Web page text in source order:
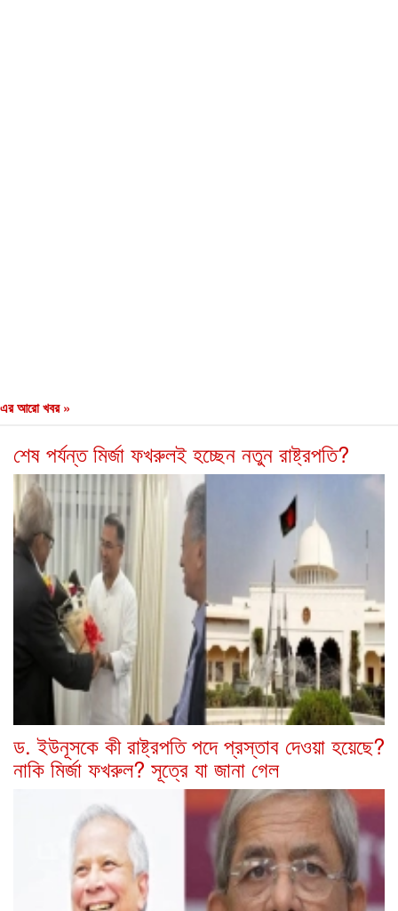
এর আরো খবর »
শেষ পর্যন্ত মির্জা ফখরুলই হচ্ছেন নতুন রাষ্ট্রপতি?
ড. ইউনূসকে কী রাষ্ট্রপতি পদে প্রস্তাব দেওয়া হয়েছে?
নাকি মির্জা ফখরুল? সূত্রে যা জানা গেল